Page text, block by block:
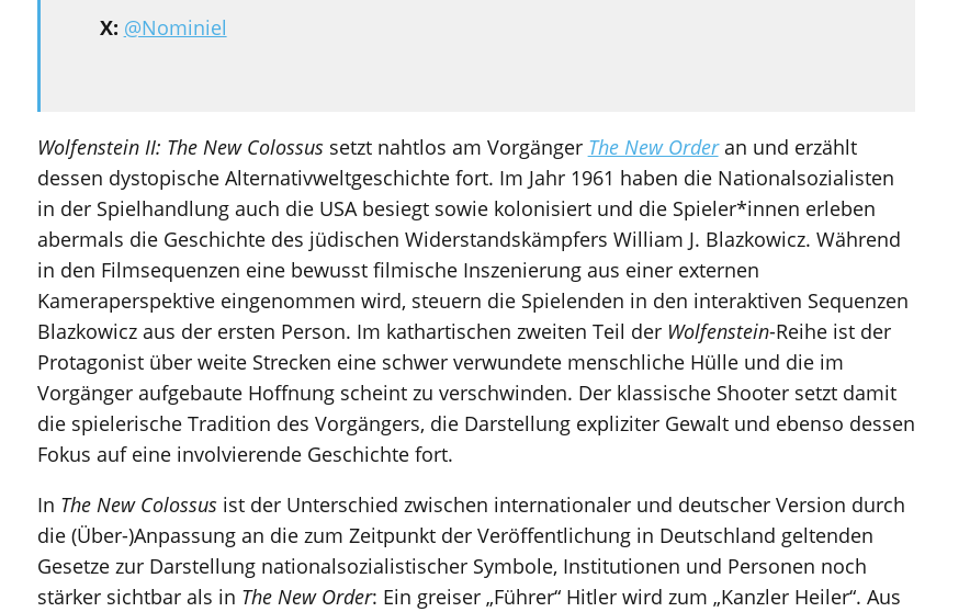
X: @Nominiel
Wolfenstein II: The New Colossussetzt nahtlos am Vorgänger The New Orderan und erzählt
dessen dystopische Alternativweltgeschichte fort. Im Jahr 1961 haben die Nationalsozialisten
in der Spielhandlung auch die USA besiegt sowie kolonisiert und die Spieler*innen erleben
abermals die Geschichte des jüdischen Widerstandskämpfers William J. Blazkowicz. Während
in den Filmsequenzen eine bewusst filmische Inszenierung aus einer externen
Kameraperspektive eingenommen wird, steuern die Spielenden in den interaktiven Sequenzen
Blazkowicz aus der ersten Person. Im kathartischen zweiten Teil der Wolfenstein-Reihe ist der
Protagonist über weite Strecken eine schwer verwundete menschliche Hülle und die im
Vorgänger aufgebaute Hoffnung scheint zu verschwinden. Der klassische Shooter setzt damit
die spielerische Tradition des Vorgängers, die Darstellung expliziter Gewalt und ebenso dessen
Fokus auf eine involvierende Geschichte fort.
In The New Colossusist der Unterschied zwischen internationaler und deutscher Version durch
die (Über-)Anpassung an die zum Zeitpunkt der Veröffentlichung in Deutschland geltenden
Gesetze zur Darstellung nationalsozialistischer Symbole, Institutionen und Personen noch
stärker sichtbar als in The New Order: Ein greiser „Führer“ Hitler wird zum „Kanzler Heiler“. Aus